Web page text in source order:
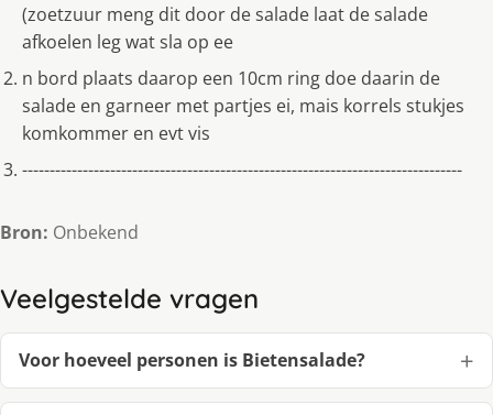
(zoetzuur meng dit door de salade laat de salade
afkoelen leg wat sla op ee
n bord plaats daarop een 10cm ring doe daarin de
salade en garneer met partjes ei, mais korrels stukjes
komkommer en evt vis
--------------------------------------------------------------------------------
Bron: Onbekend
Veelgestelde vragen
Voor hoeveel personen is Bietensalade?